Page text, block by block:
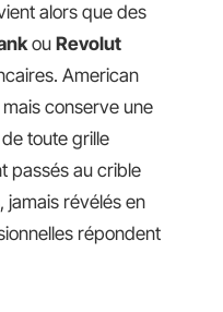
alors que des
ou Revolut
American
conserve une
toute grille
passés au crible
jamais révélés en
répondent